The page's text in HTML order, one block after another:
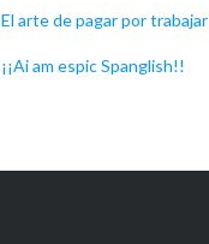
El arte de pagar por trabajar
¡¡Ai am espic Spanglish!!